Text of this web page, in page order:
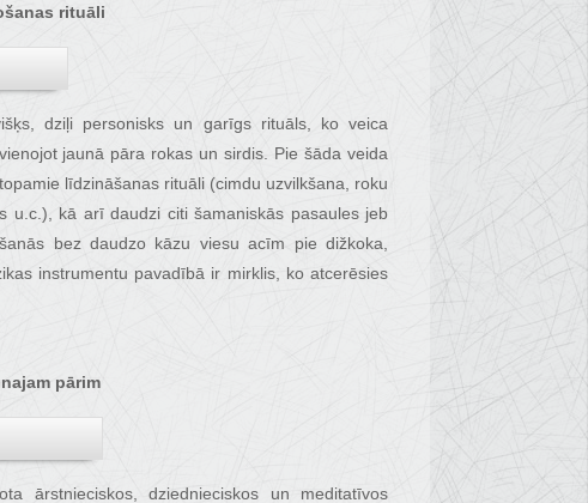
rituāli
dziļi personisks un garīgs rituāls, ko veica
jaunā pāra rokas un sirdis. Pie šāda veida
līdzināšanas rituāli (cimdu uzvilkšana, roku
u.c.), kā arī daudzi citi šamaniskās pasaules jeb
bez daudzo kāzu viesu acīm pie dižkoka,
instrumentu pavadībā ir mirklis, ko atcerēsies
pārim
ārstnieciskos, dziednieciskos un meditatīvos